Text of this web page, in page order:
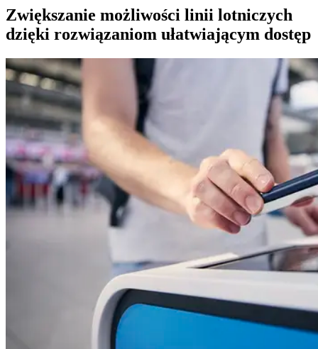
Zwiększanie możliwości linii lotniczych
dzięki rozwiązaniom ułatwiającym dostęp